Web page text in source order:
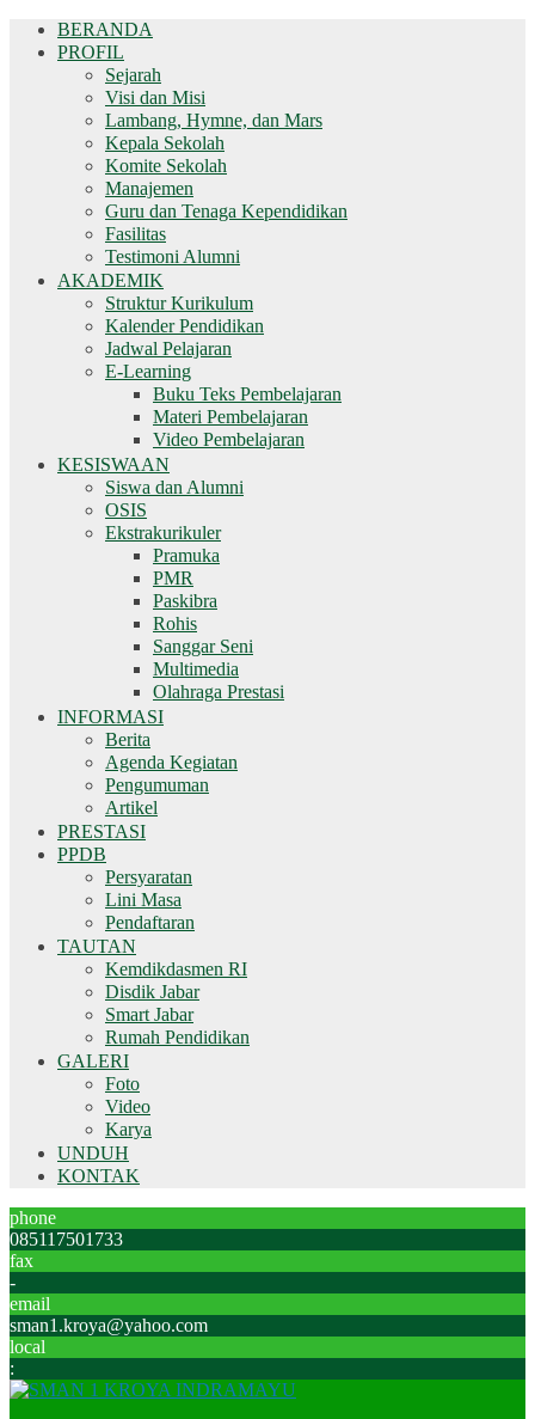
BERANDA
PROFIL
Sejarah
Visi dan Misi
Lambang, Hymne, dan Mars
Kepala Sekolah
Komite Sekolah
Manajemen
Guru dan Tenaga Kependidikan
Fasilitas
Testimoni Alumni
AKADEMIK
Struktur Kurikulum
Kalender Pendidikan
Jadwal Pelajaran
E-Learning
Buku Teks Pembelajaran
Materi Pembelajaran
Video Pembelajaran
KESISWAAN
Siswa dan Alumni
OSIS
Ekstrakurikuler
Pramuka
PMR
Paskibra
Rohis
Sanggar Seni
Multimedia
Olahraga Prestasi
INFORMASI
Berita
Agenda Kegiatan
Pengumuman
Artikel
PRESTASI
PPDB
Persyaratan
Lini Masa
Pendaftaran
TAUTAN
Kemdikdasmen RI
Disdik Jabar
Smart Jabar
Rumah Pendidikan
GALERI
Foto
Video
Karya
UNDUH
KONTAK
phone
085117501733
fax
-
email
sman1.kroya@yahoo.com
local
: